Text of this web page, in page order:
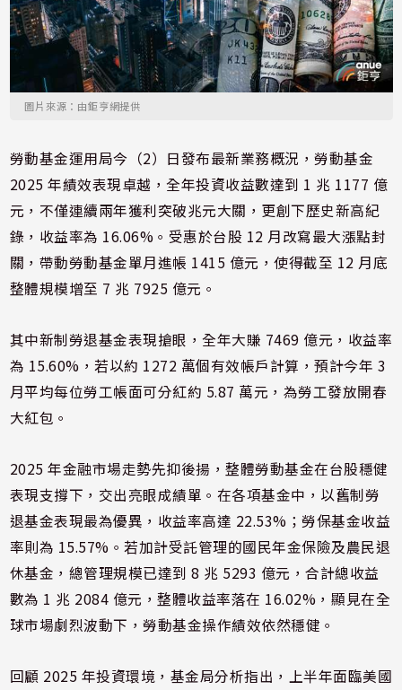
圖片來源：由鉅亨網提供
勞動基金運用局今（2）日發布最新業務概況，勞動基金
2025 年績效表現卓越，全年投資收益數達到 1 兆 1177 億
元，不僅連續兩年獲利突破兆元大關，更創下歷史新高紀
錄，收益率為 16.06%。受惠於台股 12 月改寫最大漲點封
關，帶動勞動基金單月進帳 1415 億元，使得截至 12 月底
整體規模增至 7 兆 7925 億元。
其中新制勞退基金表現搶眼，全年大賺 7469 億元，收益率
為 15.60%，若以約 1272 萬個有效帳戶計算，預計今年 3
月平均每位勞工帳面可分紅約 5.87 萬元，為勞工發放開春
大紅包。
2025 年金融市場走勢先抑後揚，整體勞動基金在台股穩健
表現支撐下，交出亮眼成績單。在各項基金中，以舊制勞
退基金表現最為優異，收益率高達 22.53%；勞保基金收益
率則為 15.57%。若加計受託管理的國民年金保險及農民退
休基金，總管理規模已達到 8 兆 5293 億元，合計總收益
數為 1 兆 2084 億元，整體收益率落在 16.02%，顯見在全
球市場劇烈波動下，勞動基金操作績效依然穩健。
回顧 2025 年投資環境，基金局分析指出，上半年面臨美國